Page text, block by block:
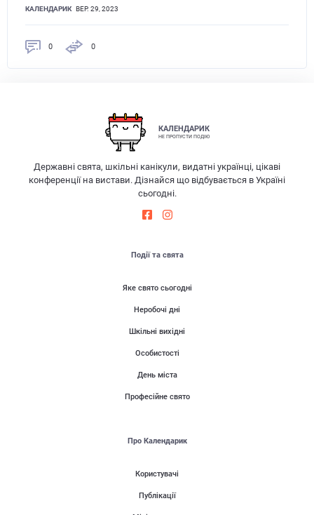
КАЛЕНДАРИК ВЕР. 29, 2023
0 0
КАЛЕНДАРИК
НЕ ПРОПУСТИ ПОДІЮ
Державні свята, шкільні канікули, видатні українці, цікаві
конференції на вистави. Дізнайся що відбувається в Україні
сьогодні.
Події та свята
Яке свято сьогодні
Неробочі дні
Шкільні вихідні
Особистості
День міста
Професійне свято
Про Календарик
Користувачі
Публікації